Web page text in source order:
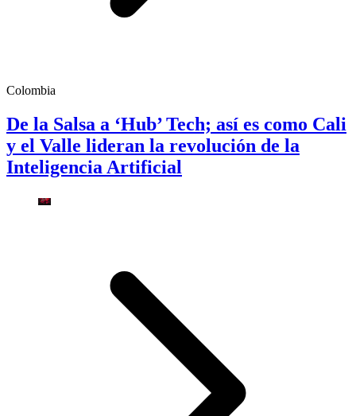
Colombia
De la Salsa a ‘Hub’ Tech; así es como Cali
y el Valle lideran la revolución de la
Inteligencia Artificial